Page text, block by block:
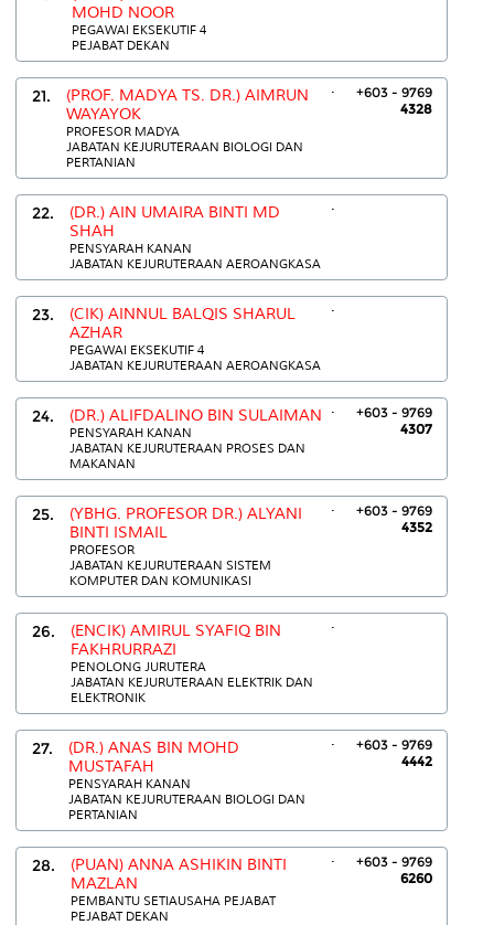
MOHD NOOR
PEGAWAI EKSEKUTIF 4
PEJABAT DEKAN
21.
(PROF. MADYA TS. DR.) AIMRUN
WAYAYOK
PROFESOR MADYA
JABATAN KEJURUTERAAN BIOLOGI DAN
PERTANIAN
.
+603 - 9769
4328
22.
(DR.) AIN UMAIRA BINTI MD
SHAH
PENSYARAH KANAN
JABATAN KEJURUTERAAN AEROANGKASA
.
23.
(CIK) AINNUL BALQIS SHARUL
AZHAR
PEGAWAI EKSEKUTIF 4
JABATAN KEJURUTERAAN AEROANGKASA
.
24. (DR.) ALIFDALINO BIN SULAIMAN
PENSYARAH KANAN
JABATAN KEJURUTERAAN PROSES DAN
MAKANAN
.
+603 - 9769
4307
25.
(YBHG. PROFESOR DR.) ALYANI
BINTI ISMAIL
PROFESOR
JABATAN KEJURUTERAAN SISTEM
KOMPUTER DAN KOMUNIKASI
.
+603 - 9769
4352
26.
(ENCIK) AMIRUL SYAFIQ BIN
FAKHRURRAZI
PENOLONG JURUTERA
JABATAN KEJURUTERAAN ELEKTRIK DAN
ELEKTRONIK
.
27.
(DR.) ANAS BIN MOHD
MUSTAFAH
PENSYARAH KANAN
JABATAN KEJURUTERAAN BIOLOGI DAN
PERTANIAN
.
+603 - 9769
4442
28.
(PUAN) ANNA ASHIKIN BINTI
MAZLAN
PEMBANTU SETIAUSAHA PEJABAT
PEJABAT DEKAN
.
+603 - 9769
6260